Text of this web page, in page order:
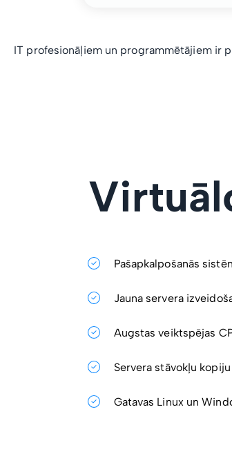
IT profesionāļiem un programmētājiem ir
Pašapkalpošanās
Jauna servera
Augstas veiktspējas
Servera stāvokļu
Gatavas Linux un